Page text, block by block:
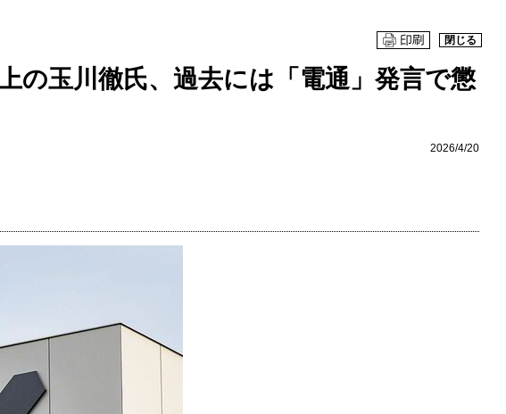
閉じる
の玉川徹氏、過去には「電通」発言で懲
2026/4/20